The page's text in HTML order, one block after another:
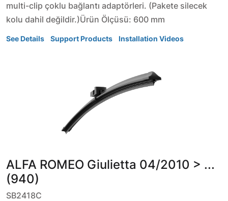
multi-clip çoklu bağlantı adaptörleri. (Pakete silecek
kolu dahil değildir.)Ürün Ölçüsü: 600 mm
See Details Support Products Installation Videos
ALFA ROMEO Giulietta 04/2010 > ...
(940)
SB2418C